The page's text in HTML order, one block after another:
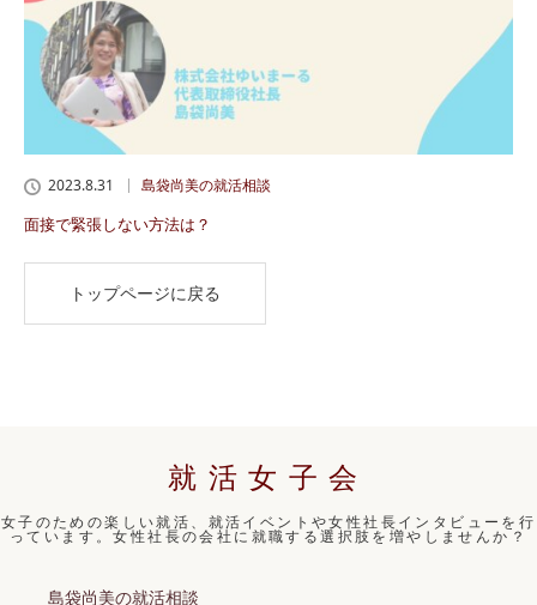
2023.8.31 島袋尚美の就活相談
面接で緊張しない方法は？
トップページに戻る
就活女子会
女子のための楽しい就活、就活イベントや女性社長インタビューを行
っています。女性社長の会社に就職する選択肢を増やしませんか？
島袋尚美の就活相談